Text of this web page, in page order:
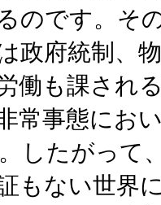
のです。そ
政府統制、
働も課され
常事態にお
したがって
もない世界